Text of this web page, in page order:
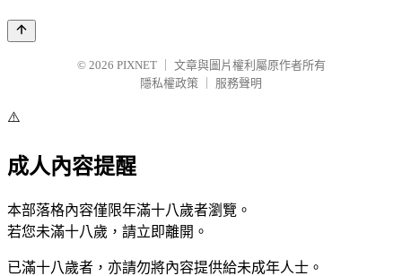
© 2026 PIXNET
文章與圖片權利屬原作者所有
隱私權政策
服務聲明
⚠️
成人內容提醒
本部落格內容僅限年滿十八歲者瀏覽。
若您未滿十八歲，請立即離開。
已滿十八歲者，亦請勿將內容提供給未成年人士。